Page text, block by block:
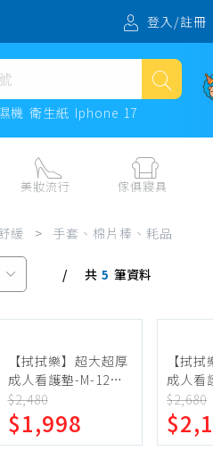
登入/註冊
機 衛生紙 Iphone 17
美妝流行 傢俱寢具
寢具
居家裝修
開運
園藝植栽
寵物
緩 > 手套、棉片棒、耗品
共 5 筆資料
【拭拭樂】超大超厚
成人看護墊-M-12片
x24包
$2,480
$1,998
【拭
成人看
x24包
$2,680